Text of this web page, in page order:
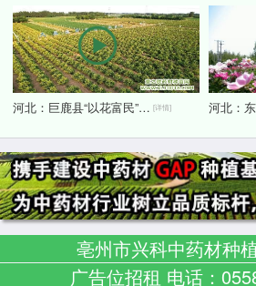
河北：巨鹿县“以花富民” 金银花鼓起农民“钱袋子” [详情]
亳州市兴科中药材种
广告位招租 电话：